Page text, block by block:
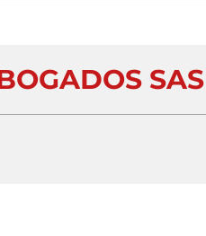
SAS